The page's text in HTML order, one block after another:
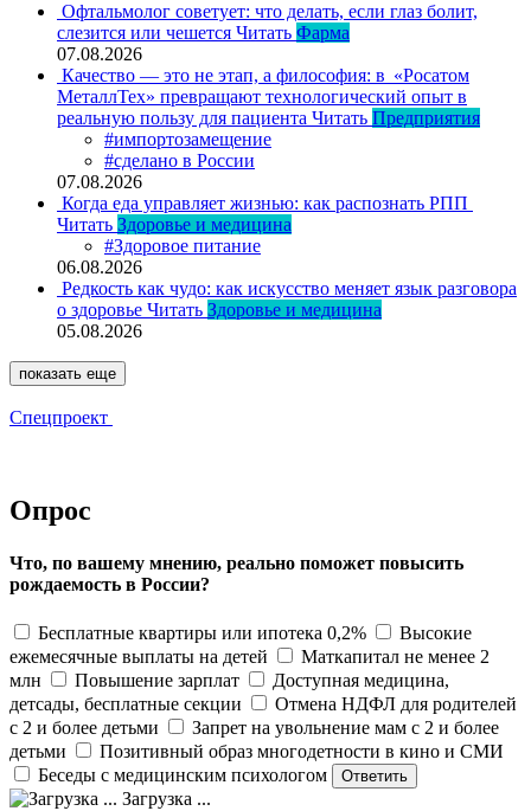
Офтальмолог советует: что делать, если глаз болит,
слезится или чешется Читать Фарма
07.08.2026
Качество — это не этап, а философия: в «Росатом
МеталлТех» превращают технологический опыт в
реальную пользу для пациента Читать Предприятия
#импортозамещение
#сделано в России
07.08.2026
Когда еда управляет жизнью: как распознать РПП
Читать Здоровье и медицина
#Здоровое питание
06.08.2026
Редкость как чудо: как искусство меняет язык разговора
о здоровье Читать Здоровье и медицина
05.08.2026
показать еще
Спецпроект
Опрос
Что, по вашему мнению, реально поможет повысить
рождаемость в России?
Бесплатные квартиры или ипотека 0,2%
Высокие
ежемесячные выплаты на детей
Маткапитал не менее 2
млн
Повышение зарплат
Доступная медицина,
детсады, бесплатные секции
Отмена НДФЛ для родителей
с 2 и более детьми
Запрет на увольнение мам с 2 и более
детьми
Позитивный образ многодетности в кино и СМИ
Беседы с медицинским психологом
Загрузка ...